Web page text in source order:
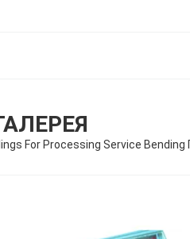
For Processing Service